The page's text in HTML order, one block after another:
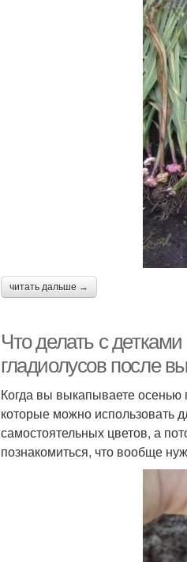
читать дальше →
Что делать с
гладиолусов после
Когда вы выкапываете осенью
которые можно использовать
самостоятельных цветов, а
познакомиться, что вообще